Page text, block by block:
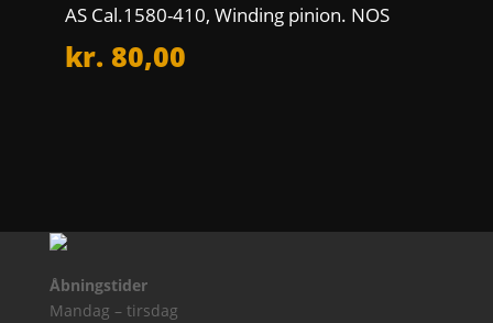
AS Cal.1580-410, Winding pinion. NOS
kr. 80,00
Åbningstider
Mandag – tirsdag